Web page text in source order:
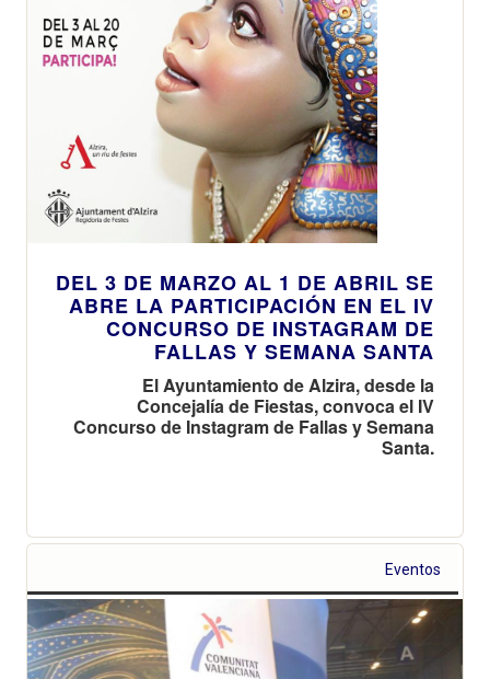
DEL 3 DE MARZO AL 1 DE ABRIL SE
ABRE LA PARTICIPACIÓN EN EL IV
CONCURSO DE INSTAGRAM DE
FALLAS Y SEMANA SANTA
El Ayuntamiento de Alzira, desde la
Concejalía de Fiestas, convoca el IV
Concurso de Instagram de Fallas y Semana
Santa.
Eventos